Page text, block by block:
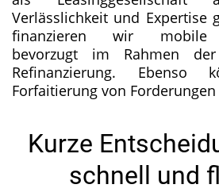
Verlässlichkeit und Expertise
finanzieren wir mobile
bevorzugt im Rahmen der
Refinanzierung.
Forfaitierung von
Kurze
schnell und